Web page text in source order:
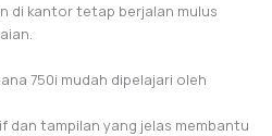
di kantor tetap berjalan mulus
750i mudah dipelajari oleh
dan tampilan yang jelas membantu